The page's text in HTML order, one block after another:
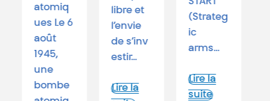
atomiq
ues Le 6
août
1945,
une
bombe
libre et
l’envie
de s’inv
estir…
Lire la
(Strateg
ic
arms…
Lire la
suite